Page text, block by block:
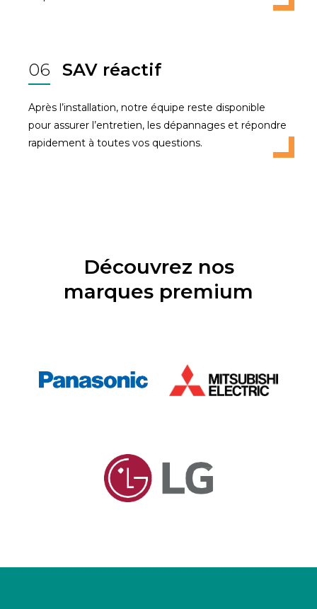
06 SAV réactif
Après l’installation, notre équipe reste disponible
pour assurer l’entretien, les dépannages et répondre
rapidement à toutes vos questions.
Découvrez nos
marques premium